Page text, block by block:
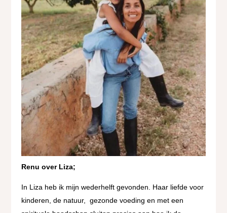
Renu over Liza;
In Liza heb ik mijn wederhelft gevonden. Haar liefde voor
kinderen, de natuur, gezonde voeding en met een